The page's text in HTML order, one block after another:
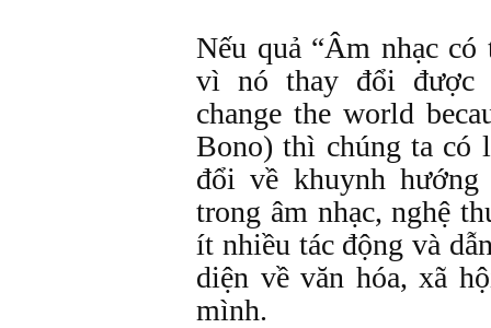
Nếu quả “Âm nhạc
vì nó thay đổi được
change the world
Bono) thì chúng ta có
đổi về khuynh
trong âm nhạc, nghệ
ít nhiều tác động và
diện về văn hóa, xã
mình.